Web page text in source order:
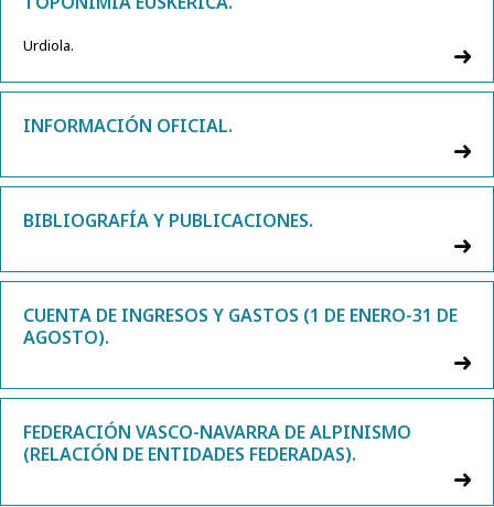
Urdiola.
INFORMACIÓN OFICIAL.
BIBLIOGRAFÍA Y PUBLICACIONES.
CUENTA DE INGRESOS Y GASTOS (1 DE ENERO-31 DE
AGOSTO).
FEDERACIÓN VASCO-NAVARRA DE ALPINISMO
(RELACIÓN DE ENTIDADES FEDERADAS).